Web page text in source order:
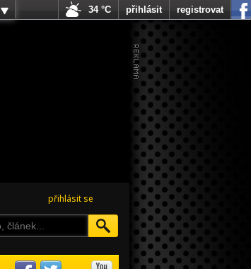
přihlásit se
34 °C přihlásit registrovat